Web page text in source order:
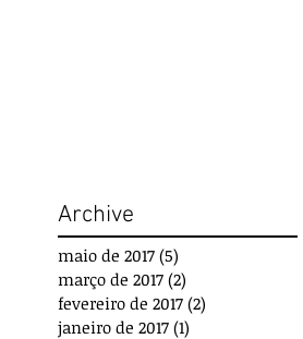
Archive
maio de 2017 (5)
março de 2017 (2)
fevereiro de 2017 (2)
janeiro de 2017 (1)